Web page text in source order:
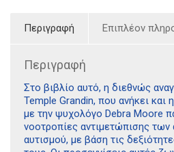
Περιγραφή Επιπλέον
Περιγραφή
Στο βιβλίο αυτό, η διεθνώς
Temple Grandin, που ανήκει και
με την ψυχολόγο Debra Moore
νοοτροπίες αντιμετώπισης
αυτισμού, με βάση τις